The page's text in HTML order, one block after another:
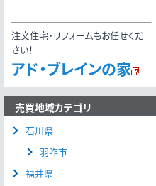
注文住宅・リフォームもお任せくだ
さい！
アド・ブレインの家
売買地域カテゴリ
石川県
羽咋市
福井県